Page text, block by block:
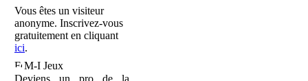
Vous êtes un visiteur
anonyme. Inscrivez-vous
gratuitement en cliquant
ici.
M-I Jeux
Deviens un pro de la